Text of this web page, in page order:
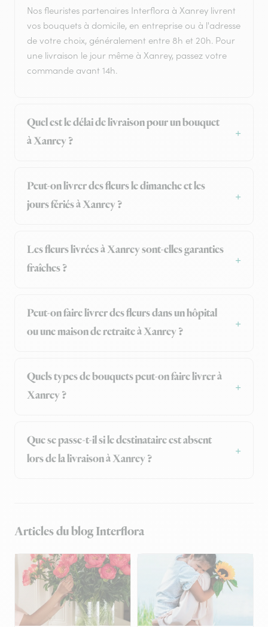
Nos fleuristes partenaires Interflora à Xanrey livrent
vos bouquets à domicile, en entreprise ou à l'adresse
de votre choix, généralement entre 8h et 20h. Pour
une livraison le jour même à Xanrey, passez votre
commande avant 14h.
Quel est le délai de livraison pour un bouquet
à Xanrey ?
Peut-on livrer des fleurs le dimanche et les
jours fériés à Xanrey ?
Les fleurs livrées à Xanrey sont-elles garanties
fraîches ?
Peut-on faire livrer des fleurs dans un hôpital
ou une maison de retraite à Xanrey ?
Quels types de bouquets peut-on faire livrer à
Xanrey ?
Que se passe-t-il si le destinataire est absent
lors de la livraison à Xanrey ?
Articles du blog Interflora